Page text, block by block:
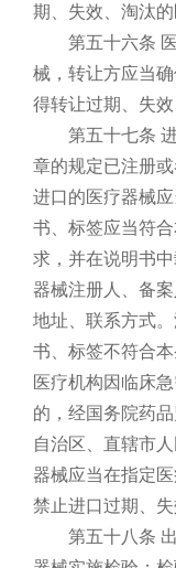
期、失效、淘汰的
第五十六条
械，转让方应当
得转让过期、失
第五十七条
章的规定已注册或
进口的医疗器械
书、标签应当符
求，并在说明书
器械注册人、备
地址、联系方式
书、标签不符合本
医疗机构因临床
的，经国务院药
自治区、直辖市
器械应当在指定
禁止进口过期、
第五十八条